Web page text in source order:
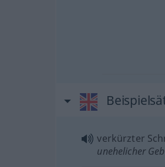
verkürzter
unehelicher